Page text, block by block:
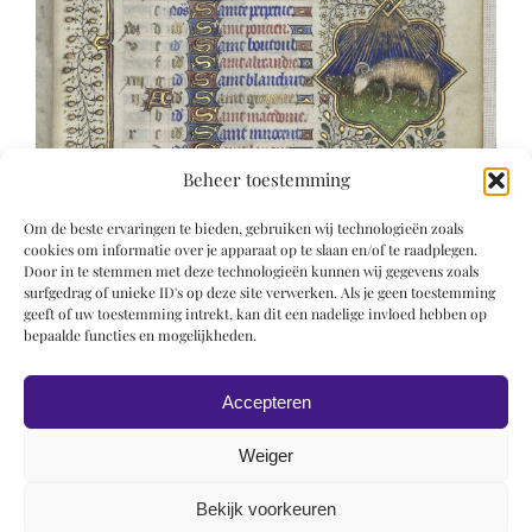
Beheer toestemming
Om de beste ervaringen te bieden, gebruiken wij technologieën zoals
cookies om informatie over je apparaat op te slaan en/of te raadplegen.
Door in te stemmen met deze technologieën kunnen wij gegevens zoals
surfgedrag of unieke ID's op deze site verwerken. Als je geen toestemming
geeft of uw toestemming intrekt, kan dit een nadelige invloed hebben op
bepaalde functies en mogelijkheden.
Accepteren
Weiger
Bekijk voorkeuren